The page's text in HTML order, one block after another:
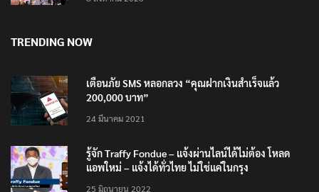
เตือนภัย SMS หลอกลวง “คุณฝากเงินสำเร็จแล้ว
24 มีนาคม 2021
รู้จัก Traffy Fondue – แจ้งผ่านไลน์ได้ไม่ต้อง โหลด